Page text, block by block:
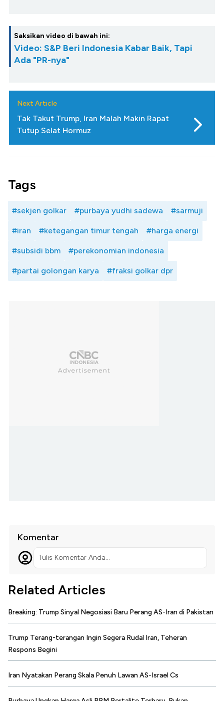
Saksikan video di bawah ini:
Video: S&P Beri Indonesia Kabar Baik, Tapi
Ada "PR-nya"
Next Article
Tak Takut Trump, Iran Malah Makin Rapat
Tutup Selat Hormuz
Tags
#sekjen golkar #purbaya yudhi sadewa #sarmuji
#iran #ketegangan timur tengah #harga energi
#subsidi bbm #perekonomian indonesia
#partai golongan karya #fraksi golkar dpr
Komentar
Tulis Komentar Anda...
Related Articles
Breaking: Trump Sinyal Negosiasi Baru Perang AS-Iran di Pakistan
Trump Terang-terangan Ingin Segera Rudal Iran, Teheran
Respons Begini
Iran Nyatakan Perang Skala Penuh Lawan AS-Israel Cs